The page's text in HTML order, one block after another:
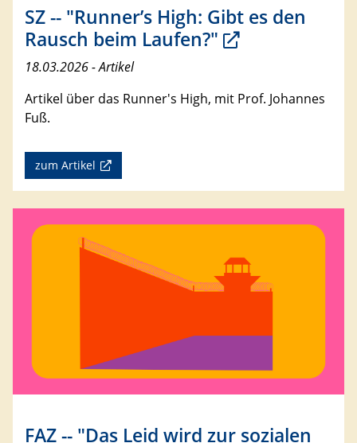
SZ -- "Runner’s High: Gibt es den
Rausch beim Laufen?"
18.03.2026 - Artikel
Artikel über das Runner's High, mit Prof. Johannes
Fuß.
zum Artikel
FAZ -- "Das Leid wird zur sozialen